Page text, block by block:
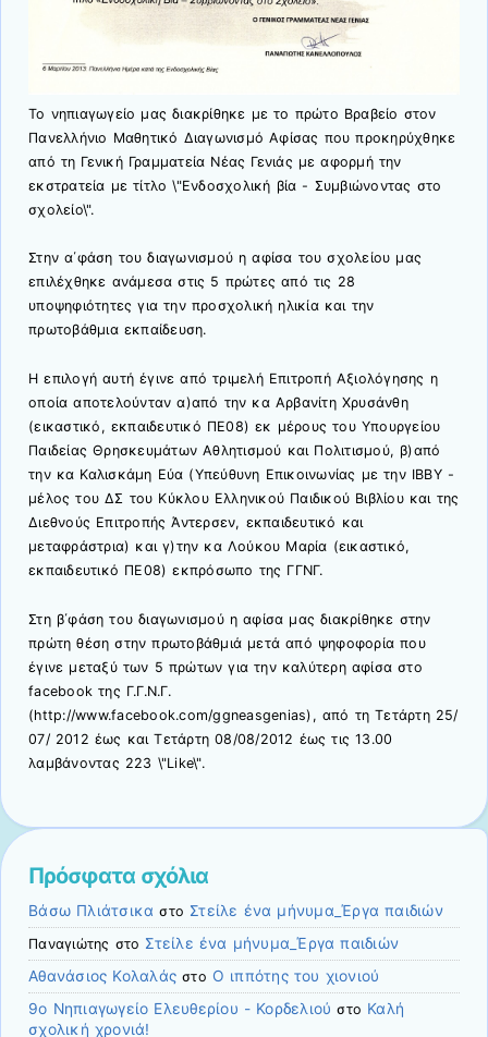
Το νηπιαγωγείο μας διακρίθηκε με το πρώτο Βραβείο στον
Πανελλήνιο Μαθητικό Διαγωνισμό Αφίσας που προκηρύχθηκε
από τη Γενική Γραμματεία Νέας Γενιάς με αφορμή την
εκστρατεία με τίτλο \"Ενδοσχολική βία - Συμβιώνοντας στο
σχολείο\".
Στην α΄φάση του διαγωνισμού η αφίσα του σχολείου μας
επιλέχθηκε ανάμεσα στις 5 πρώτες από τις 28
υποψηφιότητες για την προσχολική ηλικία και την
πρωτοβάθμια εκπαίδευση.
Η επιλογή αυτή έγινε από τριμελή Επιτροπή Αξιολόγησης η
οποία αποτελούνταν α)από την κα Αρβανίτη Χρυσάνθη
(εικαστικό, εκπαιδευτικό ΠΕ08) εκ μέρους του Υπουργείου
Παιδείας Θρησκευμάτων Αθλητισμού και Πολιτισμού, β)από
την κα Καλισκάμη Εύα (Υπεύθυνη Επικοινωνίας με την ΙΒΒΥ -
μέλος του ΔΣ του Κύκλου Ελληνικού Παιδικού Βιβλίου και της
Διεθνούς Επιτροπής Άντερσεν, εκπαιδευτικό και
μεταφράστρια) και γ)την κα Λούκου Μαρία (εικαστικό,
εκπαιδευτικό ΠΕ08) εκπρόσωπο της ΓΓΝΓ.
Στη β΄φάση του διαγωνισμού η αφίσα μας διακρίθηκε στην
πρώτη θέση στην πρωτοβάθμιά μετά από ψηφοφορία που
έγινε μεταξύ των 5 πρώτων για την καλύτερη αφίσα στο
facebook της Γ.Γ.Ν.Γ.
(http://www.facebook.com/ggneasgenias), από τη Τετάρτη 25/
07/ 2012 έως και Τετάρτη 08/08/2012 έως τις 13.00
λαμβάνοντας 223 \"Like\".
Πρόσφατα σχόλια
Βάσω Πλιάτσικα στο Στείλε ένα μήνυμα_Έργα παιδιών
Παναγιώτης στο Στείλε ένα μήνυμα_Έργα παιδιών
Αθανάσιος Κολαλάς στο O ιππότης του χιονιού
9ο Νηπιαγωγείο Ελευθερίου - Κορδελιού στο Καλή
σχολική χρονιά!